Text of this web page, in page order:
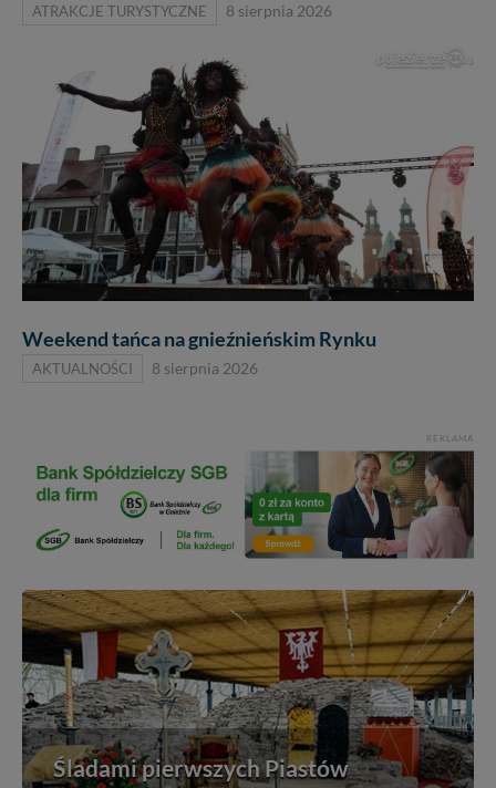
ATRAKCJE TURYSTYCZNE 8 sierpnia 2026
Weekend tańca na gnieźnieńskim Rynku
AKTUALNOŚCI 8 sierpnia 2026
REKLAMA
Śladami pierwszych Piastów